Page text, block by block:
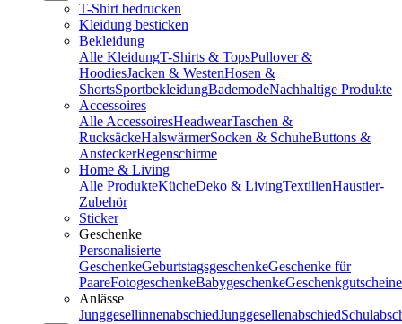
T-Shirt bedrucken
Kleidung besticken
Bekleidung
Alle KleidungT-Shirts & TopsPullover &
HoodiesJacken & WestenHosen &
ShortsSportbekleidungBademodeNachhaltige Produkte
Accessoires
Alle AccessoiresHeadwearTaschen &
RucksäckeHalswärmerSocken & SchuheButtons &
AnsteckerRegenschirme
Home & Living
Alle ProdukteKücheDeko & LivingTextilienHaustier-
Zubehör
Sticker
Geschenke
Personalisierte
GeschenkeGeburtstagsgeschenkeGeschenke für
PaareFotogeschenkeBabygeschenkeGeschenkgutscheine
Anlässe
JunggesellinnenabschiedJunggesellenabschied